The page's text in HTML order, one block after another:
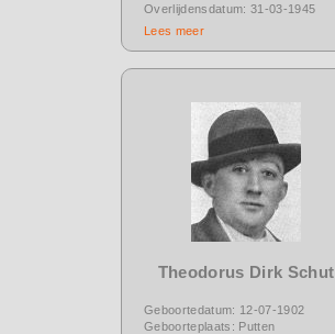
Overlijdensdatum: 31-03-1945
Lees meer
Theodorus Dirk Schut
Geboortedatum: 12-07-1902
Geboorteplaats: Putten